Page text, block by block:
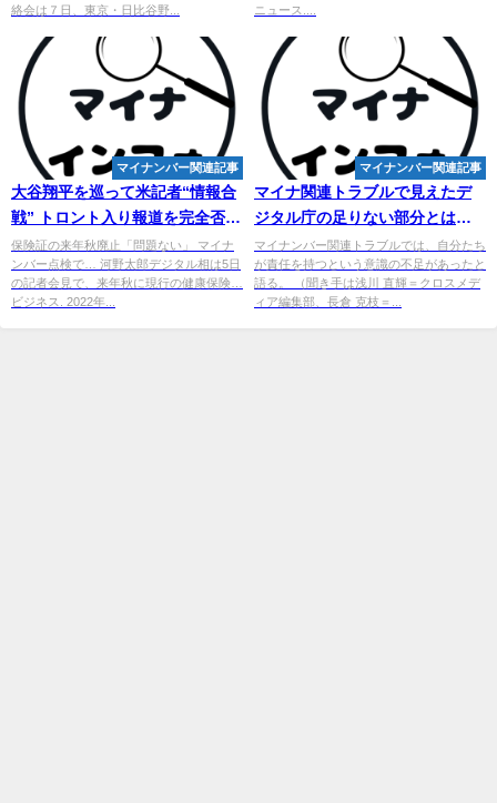
絡会は７日、東京・日比谷野...
ニュース....
マイナンバー関連記事
大谷翔平を巡って米記者“情報合
戦” トロント入り報道を完全否定
「自宅にいる」
保険証の来年秋廃止「問題ない」 マイナ
ンバー点検で… 河野太郎デジタル相は5日
の記者会見で、来年秋に現行の健康保険…
ビジネス. 2022年...
マイナンバー関連記事
マイナ関連トラブルで見えたデ
ジタル庁の足りない部分とは？
浅沼デジタル監に聞く | 日経クロ
ス ...
マイナンバー関連トラブルでは、自分たち
が責任を持つという意識の不足があったと
語る。 （聞き手は浅川 直輝＝クロスメデ
ィア編集部、長倉 克枝＝...